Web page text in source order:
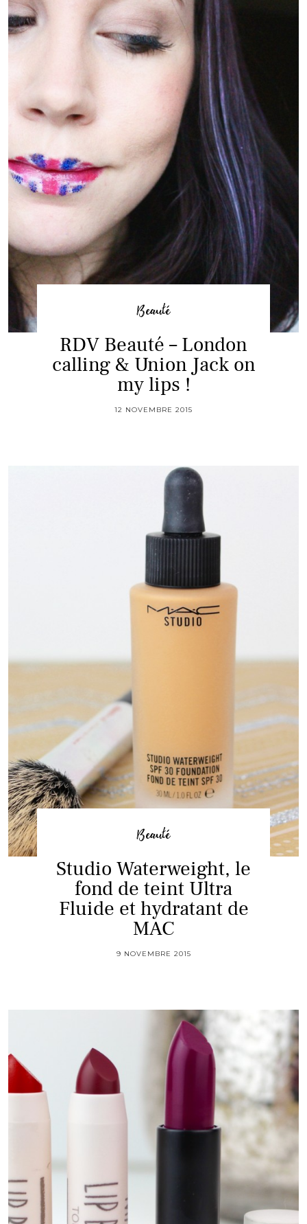
Beauté
RDV Beauté – London
calling & Union Jack on
my lips !
12 NOVEMBRE 2015
Beauté
Studio Waterweight, le
fond de teint Ultra
Fluide et hydratant de
MAC
9 NOVEMBRE 2015